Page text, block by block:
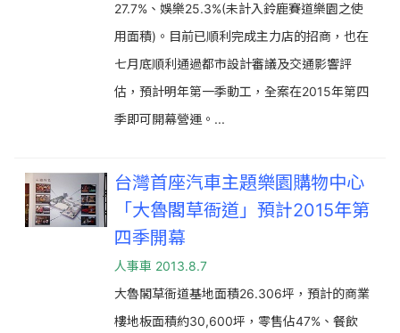
27.7%、娛樂25.3%(未計入鈴鹿賽道樂園之使
用面積)。目前已順利完成主力店的招商，也在
七月底順利通過都市設計審議及交通影響評
估，預計明年第一季動工，全案在2015年第四
季即可開幕營運。...
台灣首座汽車主題樂園購物中心
「大魯閣草衙道」預計2015年第
四季開幕
人事車 2013.8.7
大魯閣草衙道基地面積26.306坪，預計的商業
樓地板面積約30,600坪，零售佔47%、餐飲